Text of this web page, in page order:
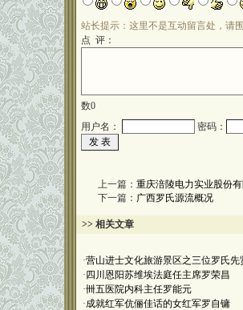
站长提示：这里不是互动留言处，请
点 评：
数0
用户名：
密码：
上一篇： 重庆涪陵电力实业股份
下一篇： 广西罗氏源流概况
>> 相关文章
·营山进士文化旅游景区之三位罗氏先
· 四川恩阳苏维埃法庭任主席罗荣昌
·卌五医院内科主任罗能元
·成就红军伉俪佳话的女红军罗自镛